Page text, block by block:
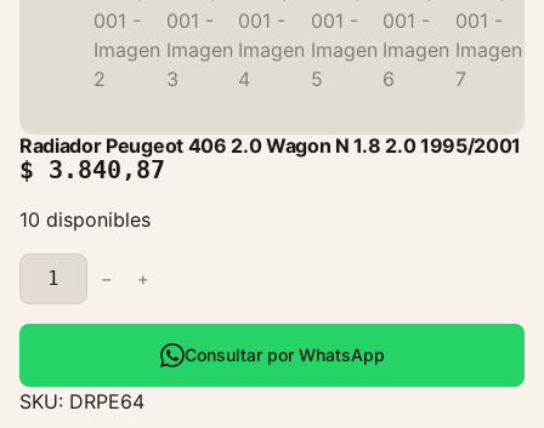
Radiador Peugeot 406 2.0 Wagon N 1.8 2.0 1995/2001
$ 3.840,87
10 disponibles
R
a
d
a
d
− +
Consultar por WhatsApp
SKU: DRPE64